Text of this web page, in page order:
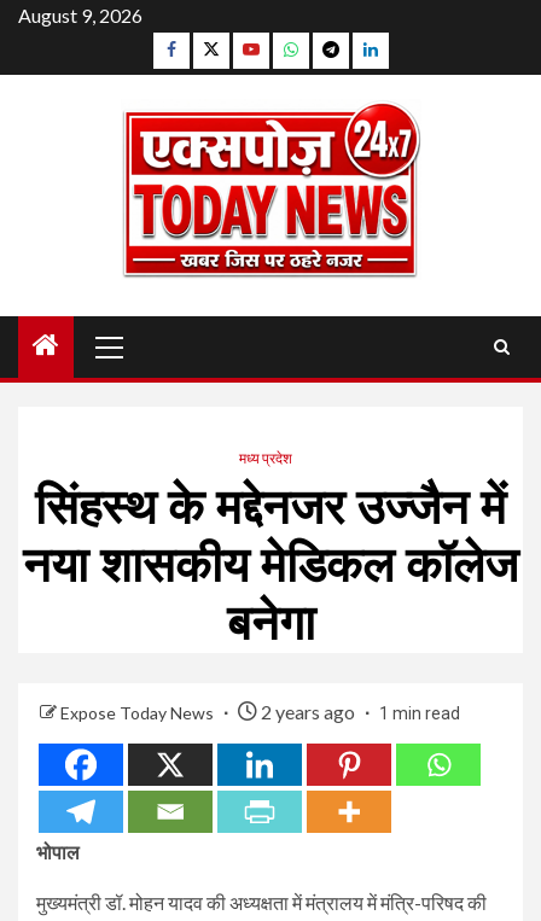
Skip
content
August 9, 2026
Facebook
TwitterYouTubeWhatsapp
TelegramLinkedin
Menu
मध्य प्रदेश
सिंहस्थ के मद्देनजर उज्जैन में
नया शासकीय मेडिकल कॉलेज
बनेगा
Expose Today News 2 years ago 1 min read
भोपाल
मुख्यमंत्री डॉ. मोहन यादव की अध्यक्षता में मंत्रालय में मंत्रि-परिषद की